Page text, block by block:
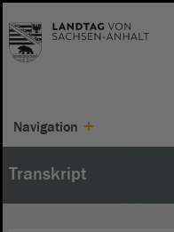
Navigation
Transkript